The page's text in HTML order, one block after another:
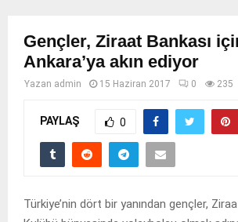
Gençler, Ziraat Bankası
Ankara’ya akın ediyor
Yazan admin 15 Haziran 2017 0 235
PAYLAŞ 0
Türkiye’nin dört bir yanından gençler,